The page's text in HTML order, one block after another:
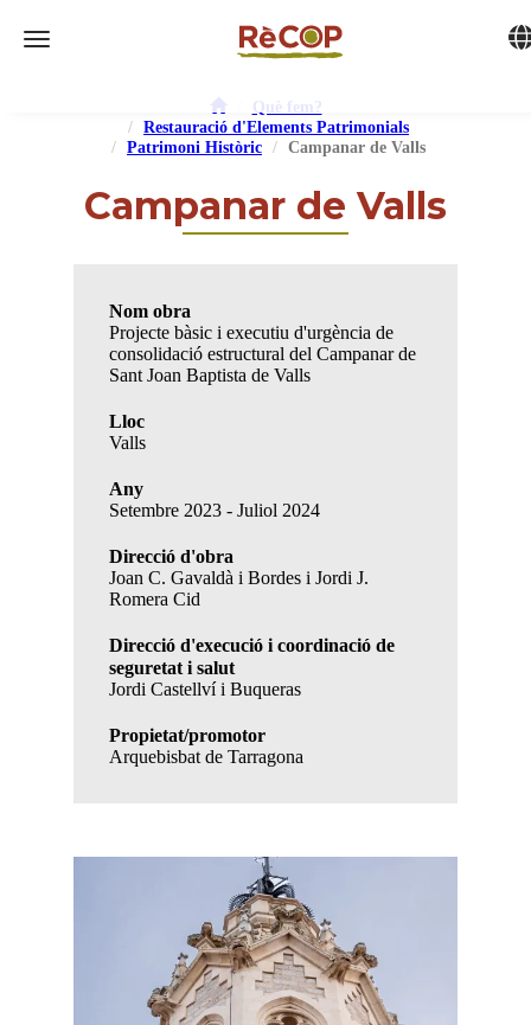
Toggle navigation
Què fem?
Restauració d'Elements Patrimonials
Patrimoni Històric
Campanar de Valls
Campanar de Valls
Nom obra
Projecte bàsic i executiu d'urgència de
consolidació estructural del Campanar de
Sant Joan Baptista de Valls
Lloc
Valls
Any
Setembre 2023 - Juliol 2024
Direcció d'obra
Joan C. Gavaldà i Bordes i Jordi J.
Romera Cid
Direcció d'execució i coordinació de
seguretat i salut
Jordi Castellví i Buqueras
Propietat/promotor
Arquebisbat de Tarragona